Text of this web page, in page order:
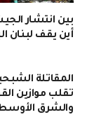
بين انتشار
أين يقف لبنان
تقلب موازين
والشرق